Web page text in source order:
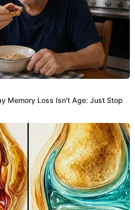
el futbolista tuvo un gran
precisamente en un equipo
PSV Eindhoven; sin embargo,
relaciones amorosas y sus